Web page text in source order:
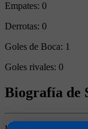
Empates: 0
Derrotas: 0
Goles de Boca: 1
Goles rivales: 0
Biografía de